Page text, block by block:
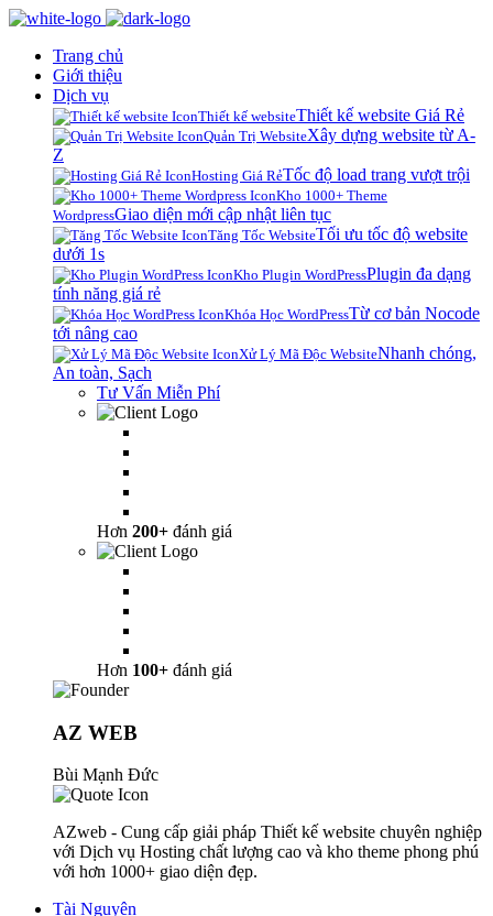
Trang chủ
Giới thiệu
Dịch vụ
Thiết kế websiteThiết kế website Giá Rẻ
Quản Trị WebsiteXây dựng website từ A-
Z
Hosting Giá RẻTốc độ load trang vượt trội
Kho 1000+ Theme
WordpressGiao diện mới cập nhật liên tục
Tăng Tốc WebsiteTối ưu tốc độ website
dưới 1s
Kho Plugin WordPressPlugin đa dạng
tính năng giá rẻ
Khóa Học WordPressTừ cơ bản Nocode
tới nâng cao
Xử Lý Mã Độc WebsiteNhanh chóng,
An toàn, Sạch
Tư Vấn Miễn Phí
Hơn 200+ đánh giá
Hơn 100+ đánh giá
AZ WEB
Bùi Mạnh Đức
AZweb - Cung cấp giải pháp Thiết kế website chuyên nghiệp
với Dịch vụ Hosting chất lượng cao và kho theme phong phú
với hơn 1000+ giao diện đẹp.
Tài Nguyên